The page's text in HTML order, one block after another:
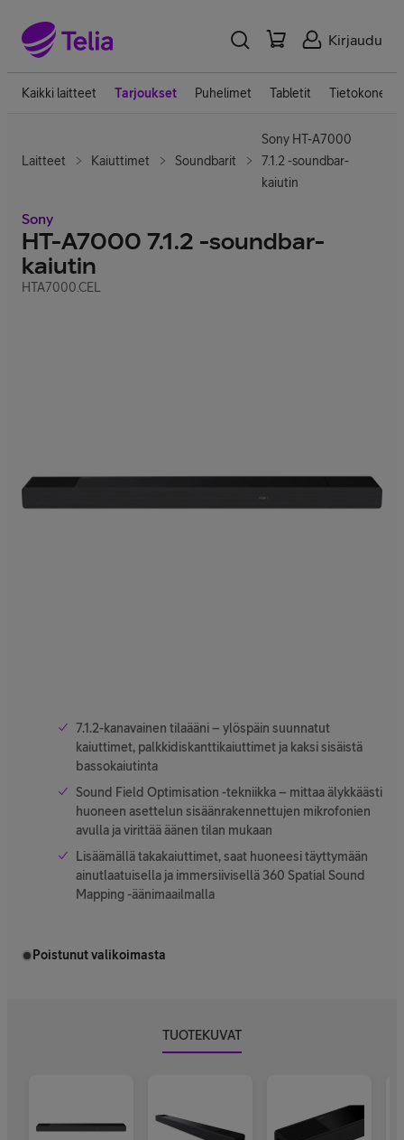
Kirjaudu
Kaikki laitteet Tarjoukset Puhelimet Tabletit Tietokoneet
Laitteet Kaiuttimet Soundbarit
Sony HT-A7000
7.1.2 -soundbar-
kaiutin
Sony
HT-A7000 7.1.2 -soundbar-
kaiutin
HTA7000.CEL
7.1.2-kanavainen tilaääni – ylöspäin suunnatut
kaiuttimet, palkkidiskanttikaiuttimet ja kaksi sisäistä
bassokaiutinta
Sound Field Optimisation -tekniikka – mittaa älykkäästi
huoneen asettelun sisäänrakennettujen mikrofonien
avulla ja virittää äänen tilan mukaan
Lisäämällä takakaiuttimet, saat huoneesi täyttymään
ainutlaatuisella ja immersiivisellä 360 Spatial Sound
Mapping -äänimaailmalla
Poistunut valikoimasta
TUOTEKUVAT